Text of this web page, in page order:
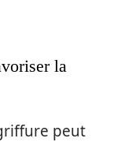
la
peut